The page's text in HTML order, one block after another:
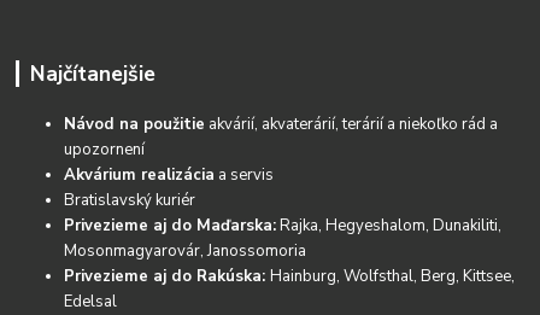
Najčítanejšie
Návod na použitie akvárií, akvaterárií, terárií a niekoľko rád a
upozornení
Akvárium realizácia a servis
Bratislavský kuriér
Privezieme aj do Maďarska:Rajka, Hegyeshalom, Dunakiliti,
Mosonmagyarovár, Janossomoria
Privezieme aj do Rakúska:Hainburg, Wolfsthal, Berg, Kittsee,
Edelsal